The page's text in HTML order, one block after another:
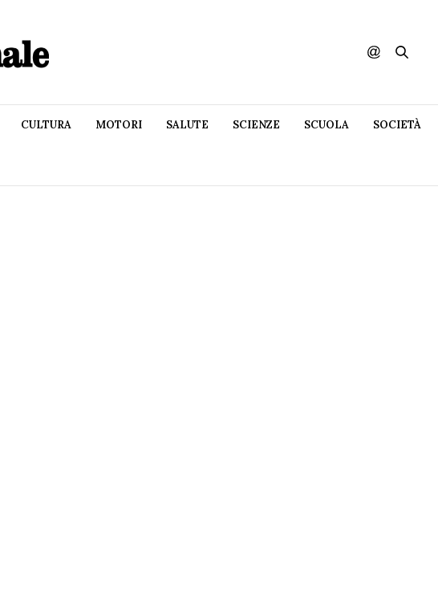
CULTURA MOTORI SALUTE SCIENZE SCUOLA SOCIETÀ